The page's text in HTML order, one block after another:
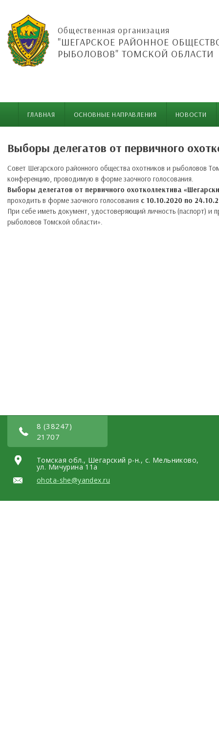
Общественная организация
"ШЕГАРСКОЕ РАЙОННОЕ
РЫБОЛОВОВ" ТОМСКОЙ ОБЛАСТИ
ГЛАВНАЯ ОСНОВНЫЕ НАПРАВЛЕНИЯ НОВОСТИ
Выборы делегатов от первичного
Совет Шегарского районного общества охотников и рыболовов
конференцию, проводимую в форме заочного голосования.
Выборы делегатов от первичного охотколлектива
проходить в форме заочного голосования с 10.10.2020 по
При себе иметь документ, удостоверяющий личность (паспорт) и
рыболовов Томской области».
8 (38247)
21707
Томская обл., Шегарский р-н., с. Мельниково,
ул. Мичурина 11а
ohota-she@yandex.ru